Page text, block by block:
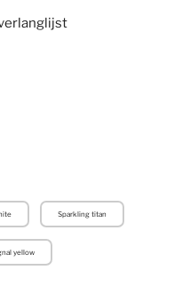
Sparkling titan
yellow